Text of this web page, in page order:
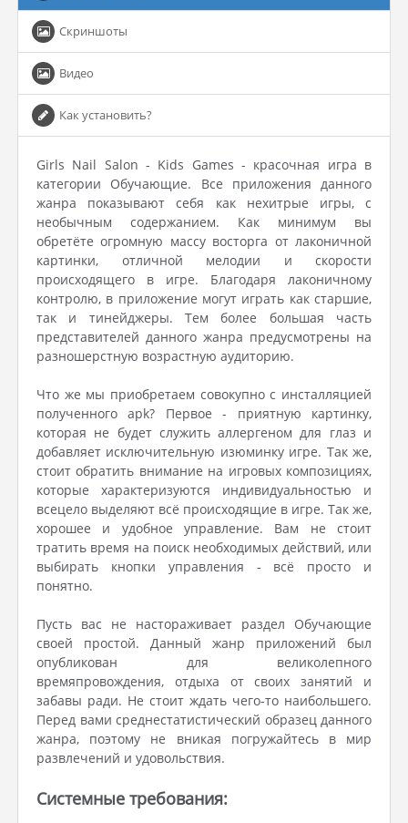
Скриншоты
Видео
Как установить?
Girls Nail Salon - Kids Games - красочная игра в
категории Обучающие. Все приложения данного
жанра показывают себя как нехитрые игры, с
необычным содержанием. Как минимум вы
обретёте огромную массу восторга от лаконичной
картинки, отличной мелодии и скорости
происходящего в игре. Благодаря лаконичному
контролю, в приложение могут играть как старшие,
так и тинейджеры. Тем более большая часть
представителей данного жанра предусмотрены на
разношерстную возрастную аудиторию.
Что же мы приобретаем совокупно с инсталляцией
полученного apk? Первое - приятную картинку,
которая не будет служить аллергеном для глаз и
добавляет исключительную изюминку игре. Так же,
стоит обратить внимание на игровых композициях,
которые характеризуются индивидуальностью и
всецело выделяют всё происходящие в игре. Так же,
хорошее и удобное управление. Вам не стоит
тратить время на поиск необходимых действий, или
выбирать кнопки управления - всё просто и
понятно.
Пусть вас не настораживает раздел Обучающие
своей простой. Данный жанр приложений был
опубликован для великолепного
времяпровождения, отдыха от своих занятий и
забавы ради. Не стоит ждать чего-то наибольшего.
Перед вами среднестатистический образец данного
жанра, поэтому не вникая погружайтесь в мир
развлечений и удовольствия.
Системные требования: